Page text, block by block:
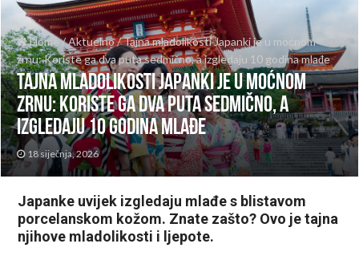
Home/Aktuelno/Tajna mladolikosti Japanki je u moćnom
zrnu: Koriste ga dva puta sedmično, a izgledaju 10 godina mlađe
Tajna mladolikosti Japanki je u moćnom
zrnu: Koriste ga dva puta sedmično, a
izgledaju 10 godina mlađe
18 siječnja, 2026
Japanke uvijek izgledaju mlađe s blistavom
porcelanskom kožom. Znate zašto? Ovo je tajna
njihove mladolikosti i ljepote.